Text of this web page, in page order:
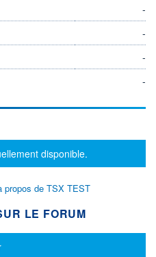
-
-
-
-
disponible.
propos de TSX TEST
LE FORUM